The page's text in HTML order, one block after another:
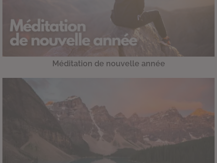
Méditation de nouvelle année